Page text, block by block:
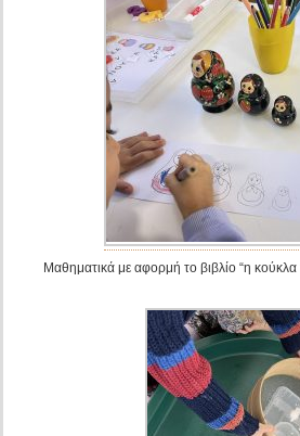
Μαθηματικά με αφορμή το βιβλίο “η